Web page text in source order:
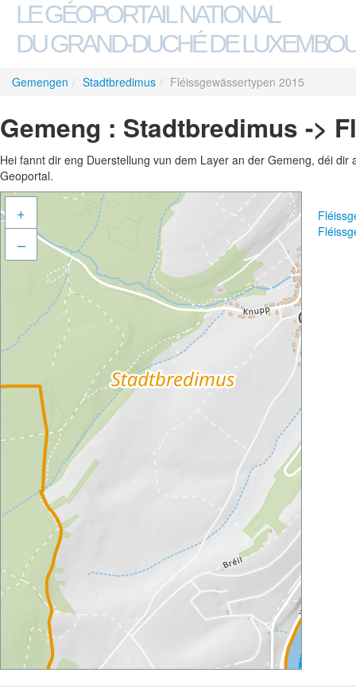
LE GÉOPORTAIL NATIONAL
DU GRAND-DUCHÉ DE
Gemengen / Stadtbredimus / Fléissgewässertypen 2015
Gemeng : Stadtbredimus ->
Hei fannt dir eng Duerstellung vun dem Layer an der Gemeng, déi
Geoportal.
+
–